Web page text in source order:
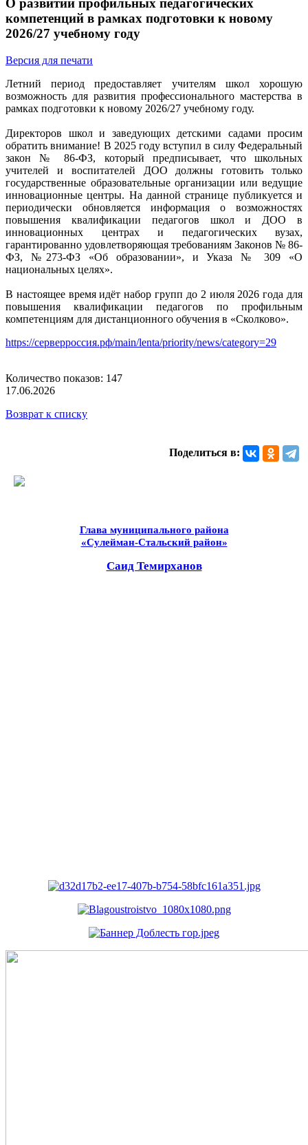
О развитии профильных педагогических
компетенций в рамках подготовки к новому
2026/27 учебному году
Версия для печати
Летний период предоставляет учителям школ хорошую
возможность для развития профессионального мастерства в
рамках подготовки к новому 2026/27 учебному году.
Директоров школ и заведующих детскими садами просим
обратить внимание! В 2025 году вступил в силу Федеральный
закон № 86-ФЗ, который предписывает, что школьных
учителей и воспитателей ДОО должны готовить только
государственные образовательные организации или ведущие
инновационные центры. На данной странице публикуется и
периодически обновляется информация о возможностях
повышения квалификации педагогов школ и ДОО в
инновационных центрах и педагогических вузах,
гарантированно удовлетворяющая требованиям Законов № 86-
ФЗ, №273-ФЗ «Об образовании», и Указа № 309 «О
национальных целях».
В настоящее время идёт набор групп до 2 июля 2026 года для
повышения квалификации педагогов по профильным
компетенциям для дистанционного обучения в «Сколково».
https://серверроссия.рф/main/lenta/priority/news/category=29
Количество показов: 147
17.06.2026
Возврат к списку
Поделиться в:
Глава муниципального района
«Сулейман-Стальский район»
Саид Темирханов